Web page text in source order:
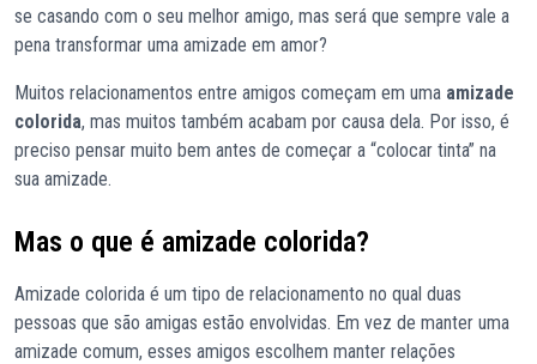
se casando com o seu melhor amigo, mas será que sempre vale a
pena transformar uma amizade em amor?
Muitos relacionamentos entre amigos começam em uma amizade
colorida, mas muitos também acabam por causa dela. Por isso, é
preciso pensar muito bem antes de começar a “colocar tinta” na
sua amizade.
Mas o que é amizade colorida?
Amizade colorida é um tipo de relacionamento no qual duas
pessoas que são amigas estão envolvidas. Em vez de manter uma
amizade comum, esses amigos escolhem manter relações